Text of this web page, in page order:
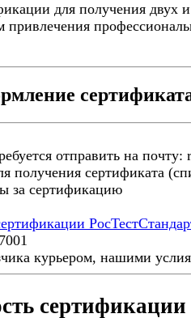
для получения двух
привлечения
отправить на почту:
получения сертификата
за сертификацию
курьером, нашими